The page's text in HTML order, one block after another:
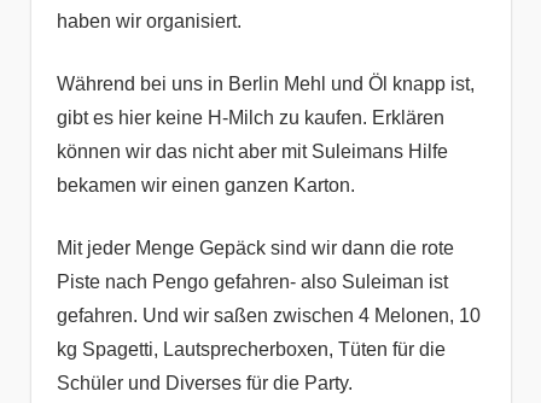
haben wir organisiert.
Während bei uns in Berlin Mehl und Öl knapp ist,
gibt es hier keine H-Milch zu kaufen. Erklären
können wir das nicht aber mit Suleimans Hilfe
bekamen wir einen ganzen Karton.
Mit jeder Menge Gepäck sind wir dann die rote
Piste nach Pengo gefahren- also Suleiman ist
gefahren. Und wir saßen zwischen 4 Melonen, 10
kg Spagetti, Lautsprecherboxen, Tüten für die
Schüler und Diverses für die Party.